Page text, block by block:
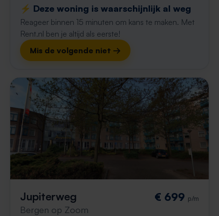
⚡️ Deze woning is waarschijnlijk al weg
Reageer binnen 15 minuten om kans te maken. Met
Rent.nl ben je altijd als eerste!
Mis de volgende niet →
Jupiterweg
Bergen op Zoom
€ 699 p/m